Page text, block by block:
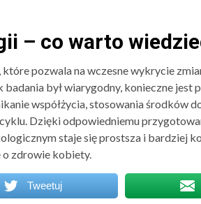
– co warto
pozwala na wczesne wykrycie
był wiarygodny, konieczne jest
współżycia, stosowania środków
Dzięki odpowiedniemu
staje się prostsza i bardziej
zdrowie kobiety.
Tweetuj